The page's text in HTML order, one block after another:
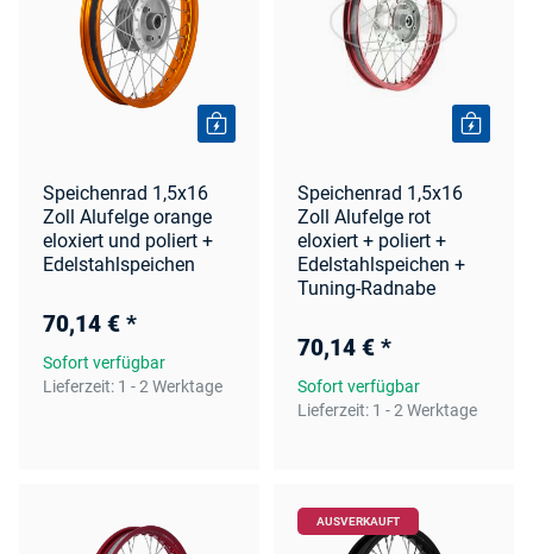
Speichenrad 1,5x16
Zoll Alufelge orange
eloxiert und poliert +
Edelstahlspeichen
70,14 € *
Sofort verfügbar
Lieferzeit: 1 - 2 Werktage
Speichenrad 1,5x16
Zoll Alufelge rot
eloxiert + poliert +
Edelstahlspeichen +
Tuning-Radnabe
70,14 € *
Sofort verfügbar
Lieferzeit: 1 - 2 Werktage
AUSVERKAUFT